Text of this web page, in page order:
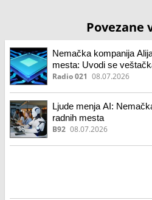
Povezane
Nemačka kompanija
mesta: Uvodi se
Radio 021 08.07.2026
Ljude menja AI:
radnih mesta
B92 08.07.2026